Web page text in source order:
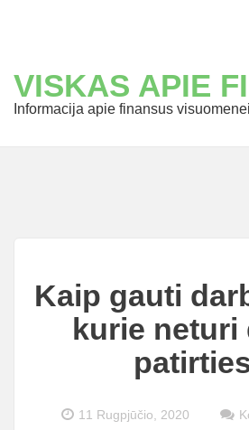
VISKAS APIE
Informacija apie finansus
Kaip gauti
kurie neturi
11 Rugpjūčio, 2020